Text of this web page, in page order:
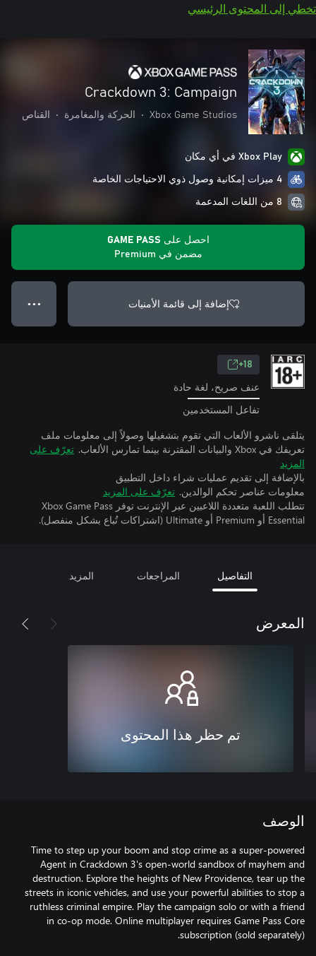
تخطي إلى المحتوى الرئيسي
Crackdown 3: Campaign
Xbox Game Studios
• الحركة والمغامرة • القناص
Xbox Play في أي مكان
4 ميزات إمكانية وصول ذوي الاحتياجات الخاصة
8 من اللغات المدعمة
احصل على GAME PASS
مضمن في Premium
إضافة إلى قائمة الأمنيات ● ● ●
18+
عنف صريح، لغة حادة
تفاعل المستخدمين
يتلقى ناشرو الألعاب التي تقوم بتشغيلها وصولاً إلى معلومات ملف
تعريفك في Xbox والبيانات المقترنة بينما تمارس الألعاب.
تعرّف على
المزيد
بالإضافة إلى تقديم عمليات شراء داخل التطبيق
معلومات عناصر تحكم الوالدين. تعرّف على المزيد
تتطلب اللعبة متعددة اللاعبين عبر الإنترنت توفر Xbox Game Pass
Essential أو Premium أو Ultimate (اشتراكات تُباع بشكل منفصل).
التفاصيل المراجعات المزيد
المعرض
تم حظر هذا المحتوى
الوصف
Time to step up your boom and stop crime as a super-powered
Agent in Crackdown 3's open-world sandbox of mayhem and
destruction. Explore the heights of New Providence, tear up the
streets in iconic vehicles, and use your powerful abilities to stop a
ruthless criminal empire. Play the campaign solo or with a friend
in co-op mode. Online multiplayer requires Game Pass Core
subscription (sold separately).